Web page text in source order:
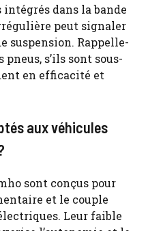
dans la bande
peut signaler
suspension. Rappelle-
s’ils sont sous-
en efficacité et
aux véhicules
sont conçus pour
et le couple
Leur faible